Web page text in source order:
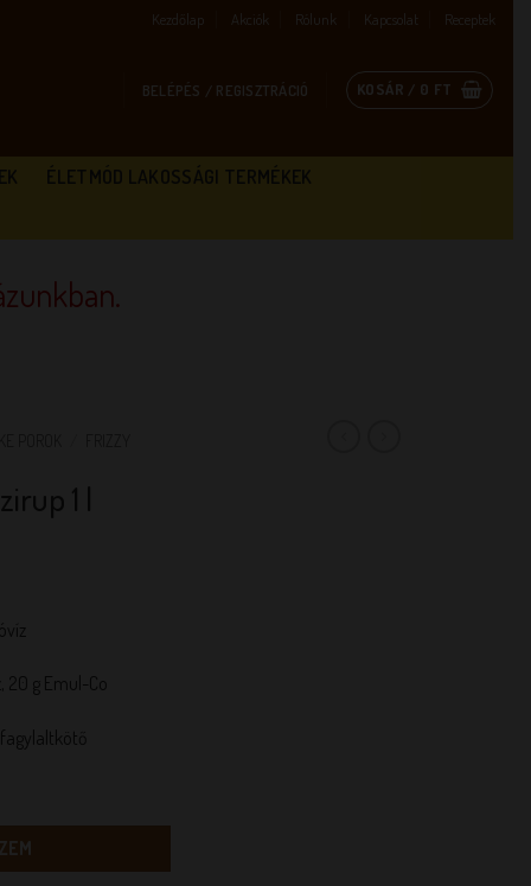
Kezdőlap Akciók Rólunk Kapcsolat Receptek
BELÉPÉS / REGISZTRÁCIÓ KOSÁR / 0 FT
ÉLETMÓD LAKOSSÁGI TERMÉKEK
1 l
20 g Emul-Co